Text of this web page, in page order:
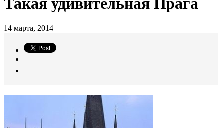
Такая удивительная Прага
14 марта, 2014